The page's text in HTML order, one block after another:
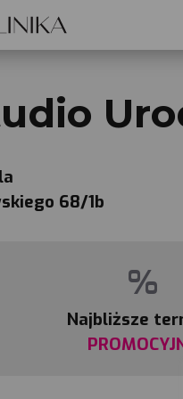
68/1b
%
Najbliższe